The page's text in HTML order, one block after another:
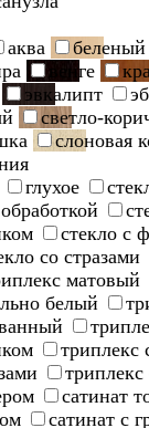
аква
венге
эвкалипт
светло-
слоновая
глухое
стекло с
со стразами
матовый
белый
триплекс
сатинат
сатинат с